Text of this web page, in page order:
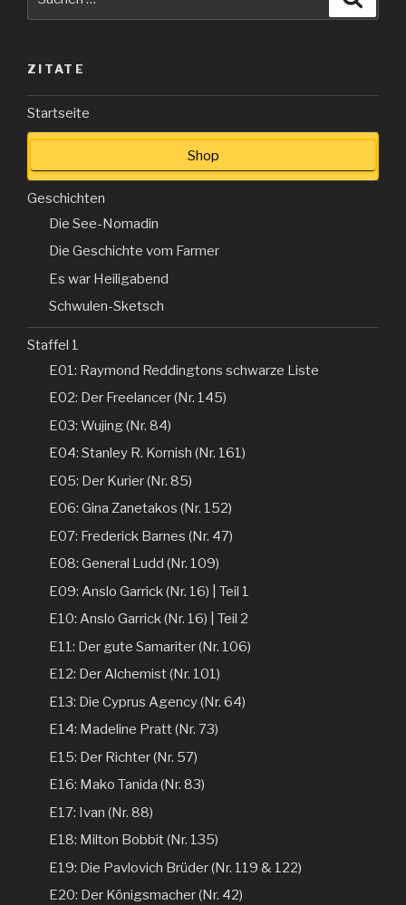
nach:
ZITATE
Startseite
Shop
Geschichten
Die See-Nomadin
Die Geschichte vom Farmer
Es war Heiligabend
Schwulen-Sketsch
Staffel 1
E01: Raymond Reddingtons schwarze Liste
E02: Der Freelancer (Nr. 145)
E03: Wujing (Nr. 84)
E04: Stanley R. Kornish (Nr. 161)
E05: Der Kurier (Nr. 85)
E06: Gina Zanetakos (Nr. 152)
E07: Frederick Barnes (Nr. 47)
E08: General Ludd (Nr. 109)
E09: Anslo Garrick (Nr. 16) | Teil 1
E10: Anslo Garrick (Nr. 16) | Teil 2
E11: Der gute Samariter (Nr. 106)
E12: Der Alchemist (Nr. 101)
E13: Die Cyprus Agency (Nr. 64)
E14: Madeline Pratt (Nr. 73)
E15: Der Richter (Nr. 57)
E16: Mako Tanida (Nr. 83)
E17: Ivan (Nr. 88)
E18: Milton Bobbit (Nr. 135)
E19: Die Pavlovich Brüder (Nr. 119 & 122)
E20: Der Königsmacher (Nr. 42)